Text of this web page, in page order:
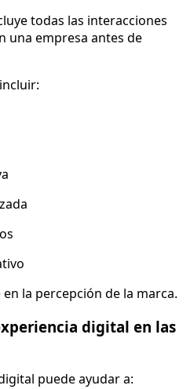
todas las interacciones
una empresa antes de
la percepción de la marca.
digital en las
puede ayudar a: